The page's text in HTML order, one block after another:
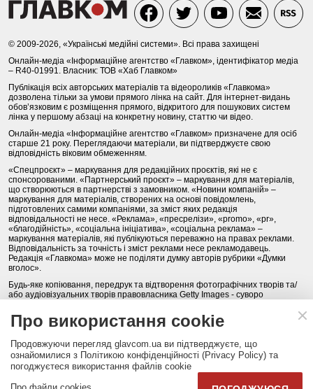
© 2009-2026, «Українські медійні системи». Всі права захищені
Онлайн-медіа «Інформаційне агентство «Главком», ідентифікатор медіа
– R40-01991. Власник: ТОВ «Хаб Главком»
Публікація всіх авторських матеріалів та відеороликів «Главкома»
дозволена тільки за умови прямого лінка на сайт. Для інтернет-видань
обов’язковим є розміщення прямого, відкритого для пошукових систем
лінка у першому абзаці на конкретну новину, статтю чи відео.
Онлайн-медіа «Інформаційне агентство «Главком» призначене для осіб
старше 21 року. Переглядаючи матеріали, ви підтверджуєте свою
відповідність віковим обмеженням.
«Спецпроєкт» – маркування для редакційних проєктів, які не є
спонсорованими. «Партнерський проєкт» – маркування для матеріалів,
що створюються в партнерстві з замовником. «Новини компаній» –
маркування для матеріалів, створених на основі повідомлень,
підготовлених самими компаніями, за зміст яких редакція
відповідальності не несе. «Реклама», «пресрелізи», «promo», «pr»,
«благодійність», «соціальна ініціатива», «соціальна реклама» –
маркування матеріалів, які публікуються переважно на правах реклами.
Відповідальність за точність і зміст реклами несе рекламодавець.
Редакція «Главкома» може не поділяти думку авторів рубрики «Думки
вголос».
Будь-яке копіювання, передрук та відтворення фотографічних творів та/
або аудіовізуальних творів правовласника Getty Images - суворо
Політика конфіденційності (Privacy Policy). Правила сайту
КОНТАКТИ НАША КОМАНДА АРХІВ
Партнери:DepositPhotos.com,opendatabot.ua
Про використання cookie
Продовжуючи перегляд glavcom.ua ви підтверджуєте, що
ознайомилися з Політикою конфіденційності (Privacy Policy) та
погоджуєтеся використання файлів cookie